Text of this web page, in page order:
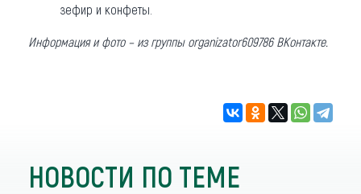
зефир и конфеты.
Информация и фото – из группы organizator609786 ВКонтакте.
НОВОСТИ ПО ТЕМЕ